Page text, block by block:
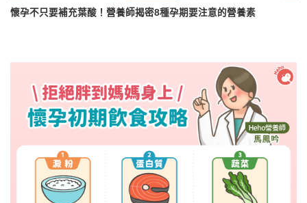
懷孕不只要補充葉酸！營養師揭密8種孕期要注意的營養素